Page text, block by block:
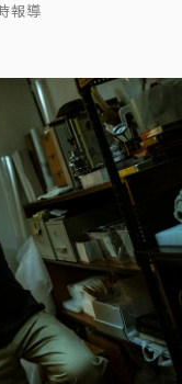
報導